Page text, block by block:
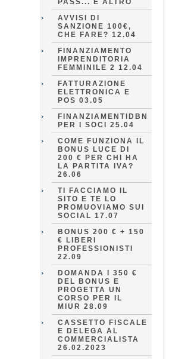
PASS... E ALTRO
AVVISI DI
SANZIONE 100€,
CHE FARE? 12.04
FINANZIAMENTO
IMPRENDITORIA
FEMMINILE 2 12.04
FATTURAZIONE
ELETTRONICA E
POS 03.05
FINANZIAMENTIDBN
PER I SOCI 25.04
COME FUNZIONA IL
BONUS LUCE DI
200 € PER CHI HA
LA PARTITA IVA?
26.06
TI FACCIAMO IL
SITO E TE LO
PROMUOVIAMO SUI
SOCIAL 17.07
BONUS 200 € + 150
€ LIBERI
PROFESSIONISTI
22.09
DOMANDA I 350 €
DEL BONUS E
PROGETTA UN
CORSO PER IL
MIUR 28.09
CASSETTO FISCALE
E DELEGA AL
COMMERCIALISTA
26.02.2023